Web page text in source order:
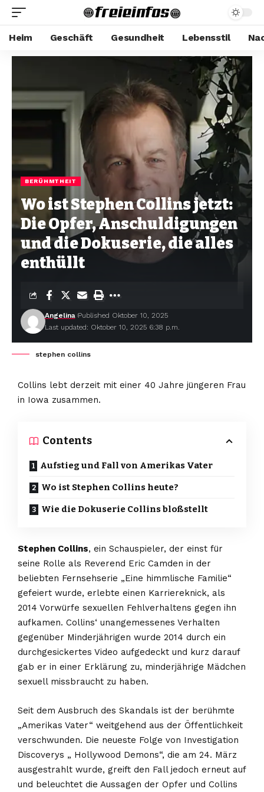
Heim Geschäft Gesundheit Lebensstil
BERÜHMTHEIT
Wo ist Stephen Collins jetzt:
Die Opfer, Anschuldigungen
und die Dokuserie, die alles
enthüllt
Last updated: Oktober 10, 2025 6:38 p.m.
Angelina Published Oktober 10, 2025
stephen collins
Collins lebt derzeit mit einer 40 Jahre jüngeren Frau
in Iowa zusammen.
Contents
Aufstieg und Fall von Amerikas Vater
Wo ist Stephen Collins heute?
Wie die Dokuserie Collins bloßstellt
Stephen Collins, ein Schauspieler, der einst für
seine Rolle als Reverend Eric Camden in der
beliebten Fernsehserie „Eine himmlische Familie“
gefeiert wurde, erlebte einen Karriereknick, als
2014 Vorwürfe sexuellen Fehlverhaltens gegen ihn
aufkamen. Collins‘ unangemessenes Verhalten
gegenüber Minderjährigen wurde 2014 durch ein
durchgesickertes Video aufgedeckt und kurz darauf
gab er in einer Erklärung zu, minderjährige Mädchen
sexuell missbraucht zu haben.
Seit dem Ausbruch des Skandals ist der berühmte
„Amerikas Vater“ weitgehend aus der Öffentlichkeit
verschwunden. Die neueste Folge von Investigation
Discoverys „ Hollywood Demons“, die am 24. März
ausgestrahlt wurde, greift den Fall jedoch erneut auf
und beleuchtet die Aussagen der Opfer und Collins